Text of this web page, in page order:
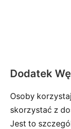
Dodatek
Osoby
skorzystać z
Jest to